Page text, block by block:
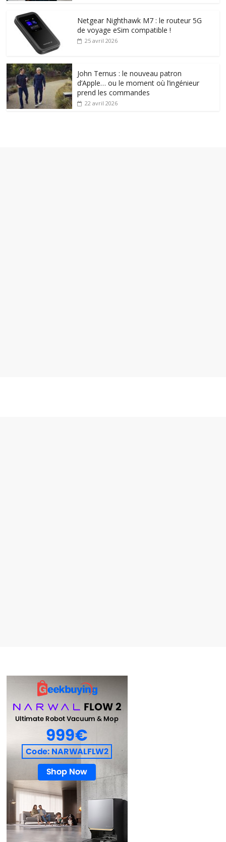
Netgear Nighthawk M7 : le routeur 5G
de voyage eSim compatible !
25 avril 2026
John Ternus : le nouveau patron
d’Apple… ou le moment où l’ingénieur
prend les commandes
22 avril 2026